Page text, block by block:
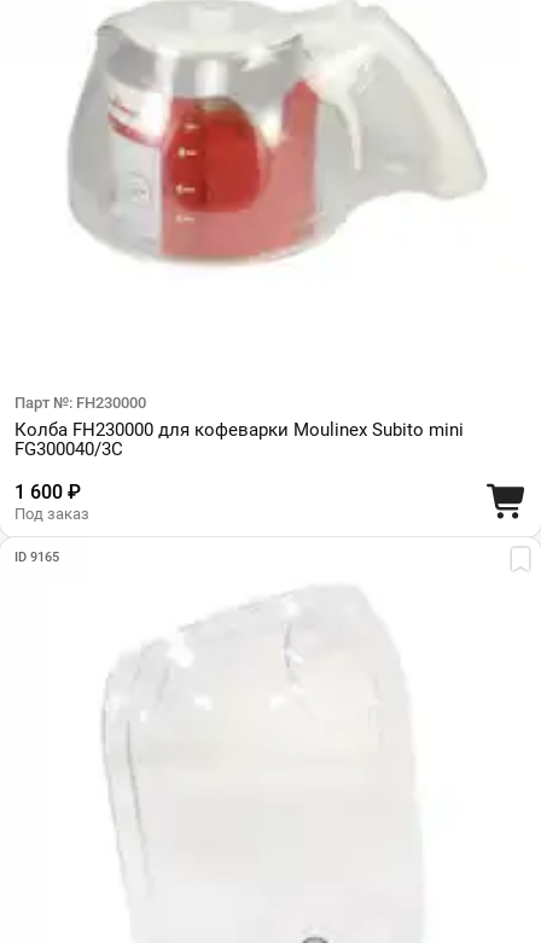
Парт №: FH230000
Колба FH230000 для кофеварки Moulinex Subito mini
FG300040/3C
1 600 ₽
Под заказ
ID 9165